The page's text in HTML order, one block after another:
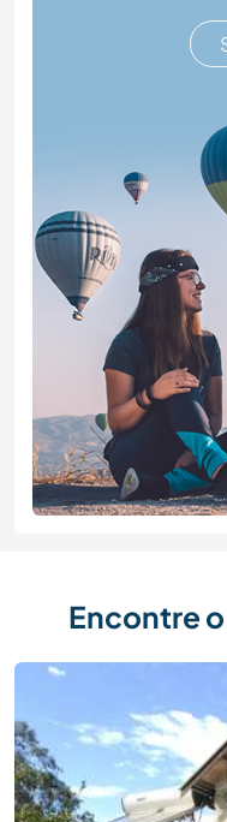
Encontre